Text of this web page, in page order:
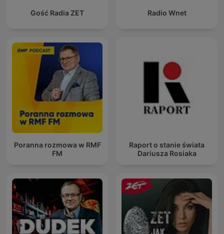
Gość Radia ZET Radio Wnet
Poranna rozmowa w RMF
FM
Raport o stanie świata
Dariusza Rosiaka